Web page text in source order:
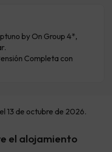
by On Group 4*,
Completa con
13 de octubre de 2026.
el alojamiento